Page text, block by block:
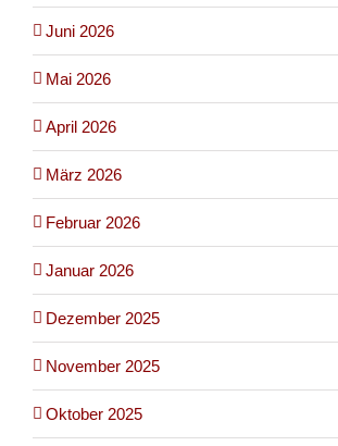
Juni 2026
Mai 2026
April 2026
März 2026
Februar 2026
Januar 2026
Dezember 2025
November 2025
Oktober 2025